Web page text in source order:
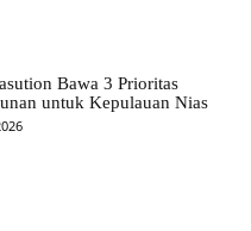
Bawa 3 Prioritas
untuk Kepulauan Nias